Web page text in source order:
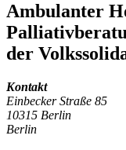
Ambulanter
der
Kontakt
Einbecker Straße 85
10315 Berlin
Berlin